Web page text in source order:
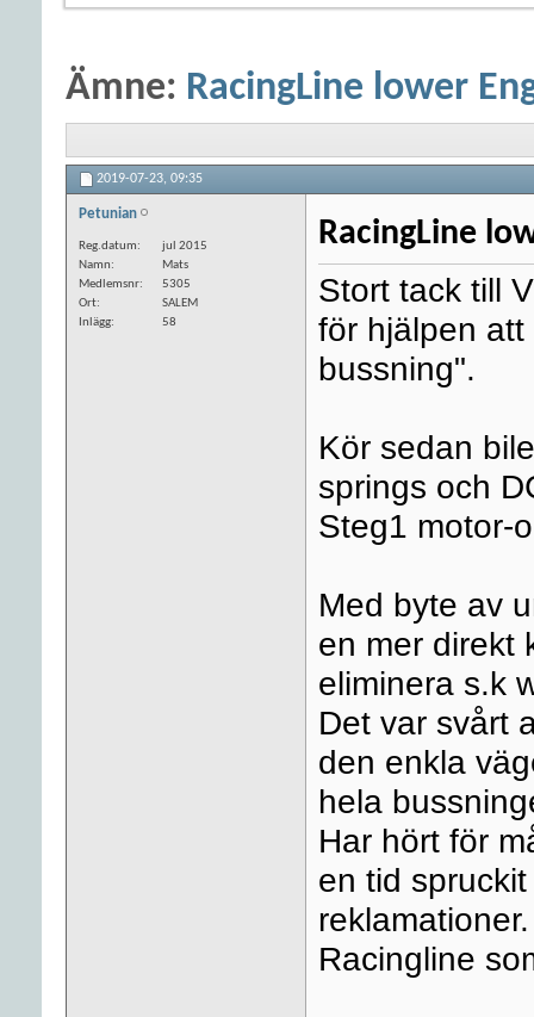
Ämne: RacingLine lower
2019-07-23, 09:35
Petunian
Reg.datum
jul 2015
Namn
Mats
Medlemsnr
5305
Ort
SALEM
Inlägg
58
RacingLine
Stort tack till
för hjälpen
bussning".
Kör sedan
springs och
Steg1 motor-
Med byte av
en mer direkt
eliminera s.k
Det var svårt
den enkla
hela
Har hört för
en tid
Racingline